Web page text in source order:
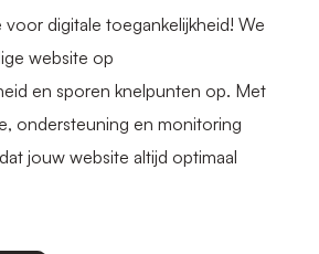
voor digitale toegankelijkheid! We
website op
en sporen knelpunten op. Met
ondersteuning en monitoring
jouw website altijd optimaal